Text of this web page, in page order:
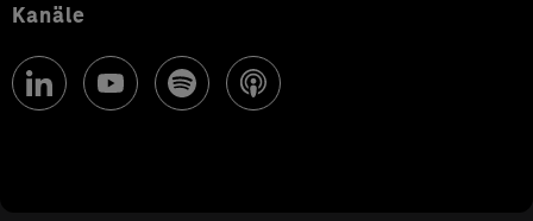
Kanäle